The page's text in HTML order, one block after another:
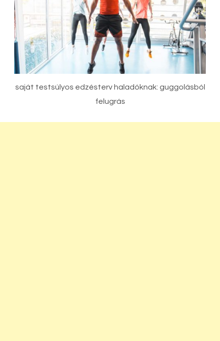
saját testsúlyos edzésterv haladóknak: guggolásból
felugrás